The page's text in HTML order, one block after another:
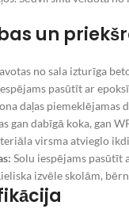
un
no sala izturīga
pasūtīt ar
daļas piemeklējamas
gan dabīgā koka, gan
virsma atvieglo
Solu iespējams pasūtīt
izvēle skolām,